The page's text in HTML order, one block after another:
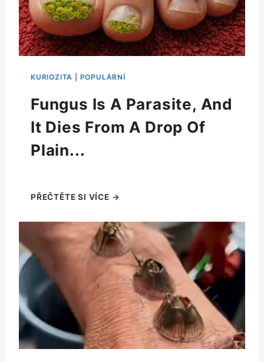
Fungus Is A Parasite, And
It Dies From A Drop Of
Plain...